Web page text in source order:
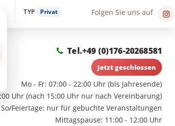
TYP Privat Folgen Sie uns auf
Tel.+49 (0)176-20268581
Jetzt geschlossen
Mo - Fr: 07:00 - 22:00 Uhr (bis Jahresende)
Uhr (nach 15:00 Uhr nur nach Vereinbarung)
So/Feiertage: nur für gebuchte Veranstaltungen
Mittagspause: 11:00 - 12:00 Uhr